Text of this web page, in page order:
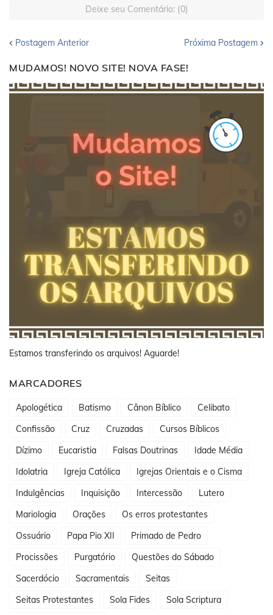
Deixe seu Comentário: (0)
Postagem Anterior Próxima Postagem
MUDAMOS! NOVO SITE! NOVA FASE!
Estamos transferindo os arquivos! Aguarde!
MARCADORES
Apologética Batismo Cânon Bíblico
Celibato
Confissão
Cruz Cruzadas
Cursos Bíblicos
Dízimo
Eucaristia Falsas Doutrinas
Idade Média
Idolatria
Igreja Católica
Igrejas Orientais e o Cisma
Indulgências
Inquisição Intercessão
Lutero
Mariologia
Orações
Os erros protestantes
Ossuário
Papa Pio XII
Primado de Pedro
Procissões
Purgatório
Questões do Sábado
Sacerdócio
Sacramentais
Seitas
Seitas Protestantes
Sola Fides
Sola Scriptura